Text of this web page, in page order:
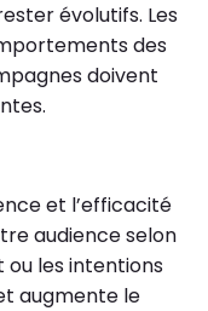
évolutifs. Les
des
doivent
et l’efficacité
audience selon
les intentions
augmente le